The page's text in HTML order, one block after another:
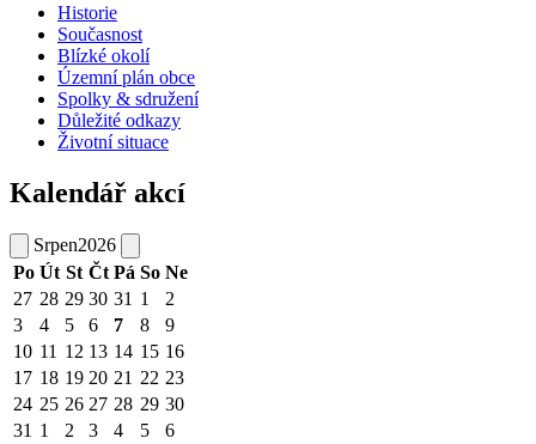
Historie
Současnost
Blízké okolí
Územní plán obce
Spolky & sdružení
Důležité odkazy
Životní situace
Kalendář akcí
Srpen2026
Po Út St Čt Pá So Ne
27 28 29 30 31 1
2
3
4 5 6 7 8
9
10 11 12 13 14 15 16
17 18 19 20 21 22 23
24 25 26 27 28 29 30
31 1 2 3 4 5 6